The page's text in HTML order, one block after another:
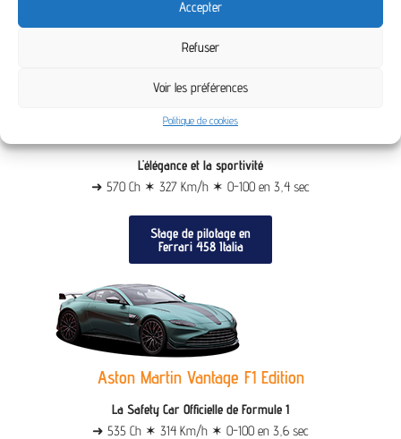
Accepter
Refuser
Voir les préférences
Politique de cookies
Ferrari 458 Italia
L'élégance et la sportivité
➜ 570 Ch ✶ 327 Km/h ✶ 0-100 en 3,4 sec
Stage de pilotage en
Ferrari 458 Italia
Aston Martin Vantage F1 Edition
La Safety Car Officielle de Formule 1
➜ 535 Ch ✶ 314 Km/h ✶ 0-100 en 3,6 sec